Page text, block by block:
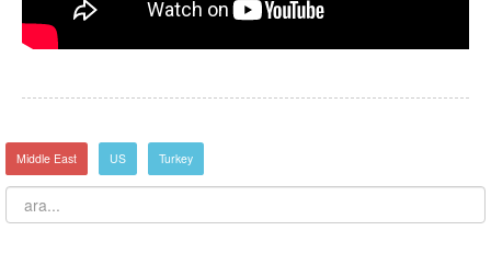
Middle East US Turkey